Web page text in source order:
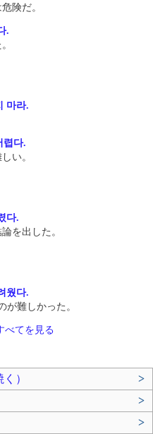
険だ。
.
마라.
렵다.
い。
다 .
を出した。
웠다.
が難しかった。
べてを見る
）
>
>
>